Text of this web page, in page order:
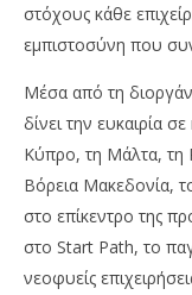
στόχους κάθε
εμπιστοσύνη που
Μέσα από τη
δίνει την ευκαιρία
Κύπρο, τη Μάλτα, τη
Βόρεια Μακεδονία,
στο επίκεντρο της
στο Start Path, το
νεοφυείς